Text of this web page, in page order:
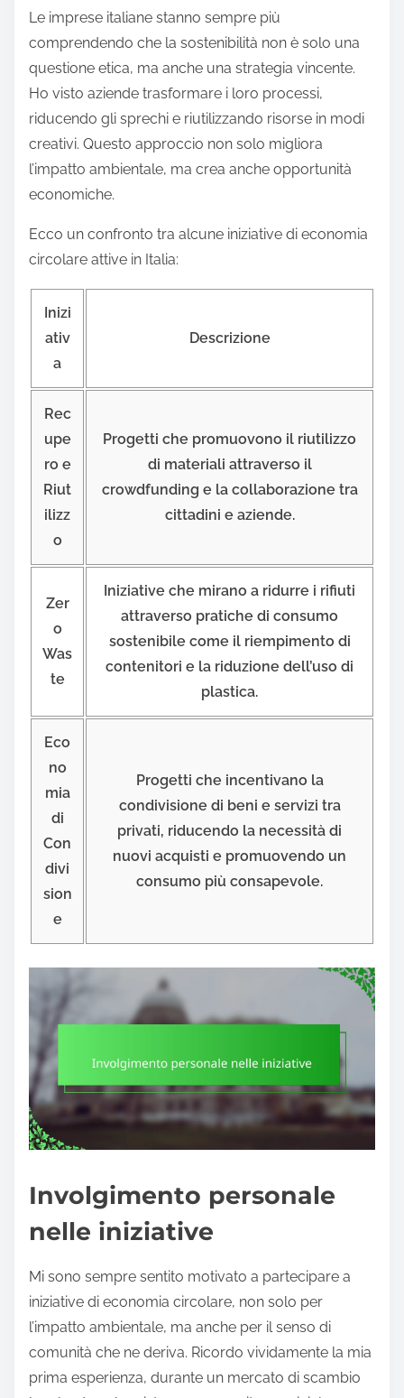
Le imprese italiane stanno sempre più
comprendendo che la sostenibilità non è solo una
questione etica, ma anche una strategia vincente.
Ho visto aziende trasformare i loro processi,
riducendo gli sprechi e riutilizzando risorse in modi
creativi. Questo approccio non solo migliora
l’impatto ambientale, ma crea anche opportunità
economiche.
Ecco un confronto tra alcune iniziative di economia
circolare attive in Italia:
Inizi
ativ
a
Descrizione
Rec
upe
ro e
Riut
ilizz
o
Progetti che promuovono il riutilizzo
di materiali attraverso il
crowdfunding e la collaborazione tra
cittadini e aziende.
Zer
o
Was
te
Iniziative che mirano a ridurre i rifiuti
attraverso pratiche di consumo
sostenibile come il riempimento di
contenitori e la riduzione dell’uso di
plastica.
Eco
no
mia
di
Con
divi
sion
e
Progetti che incentivano la
condivisione di beni e servizi tra
privati, riducendo la necessità di
nuovi acquisti e promuovendo un
consumo più consapevole.
Involgimento personale
nelle iniziative
Mi sono sempre sentito motivato a partecipare a
iniziative di economia circolare, non solo per
l’impatto ambientale, ma anche per il senso di
comunità che ne deriva. Ricordo vividamente la mia
prima esperienza, durante un mercato di scambio